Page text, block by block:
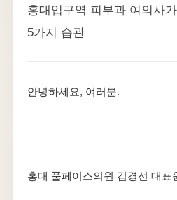
홍대입구역 피부과 여의사
5가지 습관
안녕하세요, 여러분.
홍대 풀페이스의원 김경선 대표